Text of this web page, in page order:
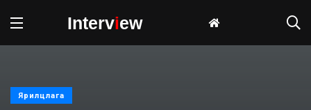
Interview
Ярилцлага